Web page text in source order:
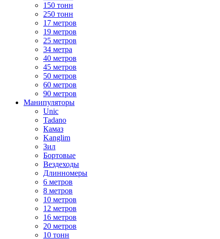
150 тонн
250 тонн
17 метров
19 метров
25 метров
34 метра
40 метров
45 метров
50 метров
60 метров
90 метров
Манипуляторы
Unic
Tadano
Камаз
Kanglim
Зил
Бортовые
Вездеходы
Длинномеры
6 метров
8 метров
10 метров
12 метров
16 метров
20 метров
10 тонн